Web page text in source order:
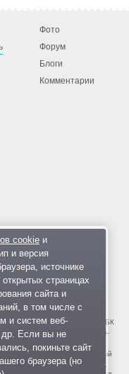
Фото
Форум
Блоги
Комментарии
рекомендательные
и запрещены организации ФБК
Навального, «Национал-
воли народа», «Русский
иммиграции», «Правый
«Мизантропик дивижн»,
cookieи
и версия
источнике
страницах
сайта и
в том числе с
и систем веб-
др. Если вы не
покиньте сайт
браузера (но